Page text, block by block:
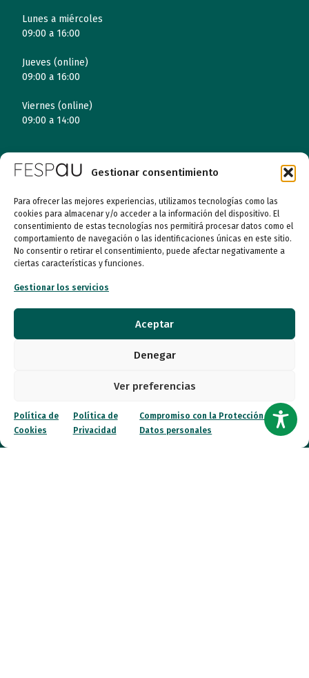
Gestionar consentimiento
Para ofrecer las mejores experiencias, utilizamos tecnologías como las
cookies para almacenar y/o acceder a la información del dispositivo. El
consentimiento de estas tecnologías nos permitirá procesar datos como el
comportamiento de navegación o las identificaciones únicas en este sitio.
No consentir o retirar el consentimiento, puede afectar negativamente a
ciertas características y funciones.
Gestionar los servicios
Aceptar
Denegar
Ver preferencias
Política de
Cookies
Política de
Privacidad
Compromiso con la Protección de
Datos personales
Lunes a miércoles
09:00 a 16:00
Jueves (online)
09:00 a 16:00
Viernes (online)
09:00 a 14:00
Quiénes somos
Entidades
Autismo
Recursos